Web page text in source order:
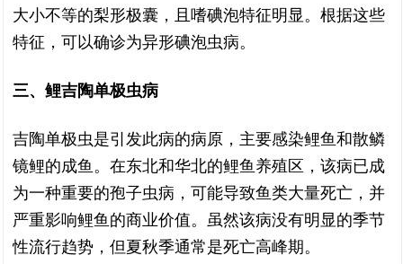
大小不等的梨形极囊，且嗜碘泡特征明显。根据这些
特征，可以确诊为异形碘泡虫病。
三、鲤吉陶单极虫病
吉陶单极虫是引发此病的病原，主要感染鲤鱼和散鳞
镜鲤的成鱼。在东北和华北的鲤鱼养殖区，该病已成
为一种重要的孢子虫病，可能导致鱼类大量死亡，并
严重影响鲤鱼的商业价值。虽然该病没有明显的季节
性流行趋势，但夏秋季通常是死亡高峰期。